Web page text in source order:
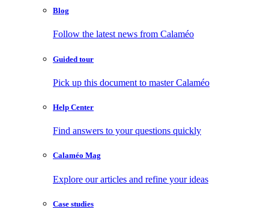
Blog
Follow the latest news from Calaméo
Guided tour
Pick up this document to master Calaméo
Help Center
Find answers to your questions quickly
Calaméo Mag
Explore our articles and refine your ideas
Case studies